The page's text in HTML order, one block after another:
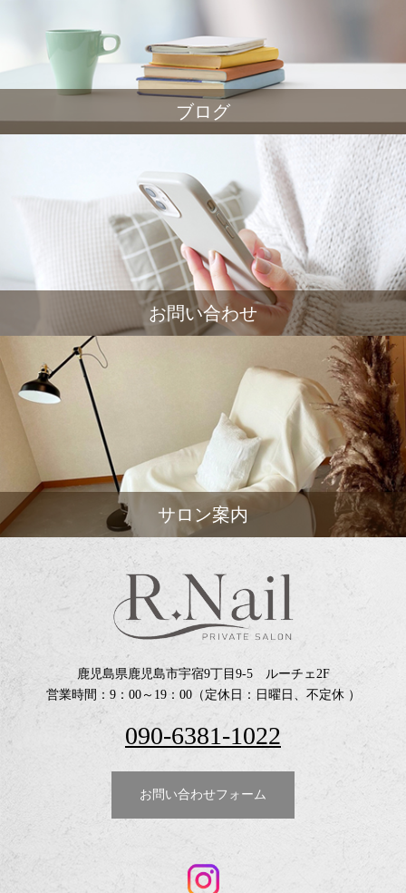
ブログ
お問い合わせ
サロン案内
鹿児島県鹿児島市宇宿9丁目9-5 ルーチェ2F
営業時間：9：00～19：00（定休日：日曜日、不定休 ）
090-6381-1022
お問い合わせフォーム